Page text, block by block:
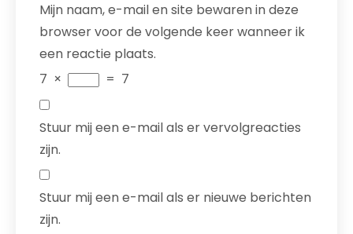
Mijn naam, e-mail en site bewaren in deze
browser voor de volgende keer wanneer ik
een reactie plaats.
7 × = 7
Stuur mij een e-mail als er vervolgreacties
zijn.
Stuur mij een e-mail als er nieuwe berichten
zijn.